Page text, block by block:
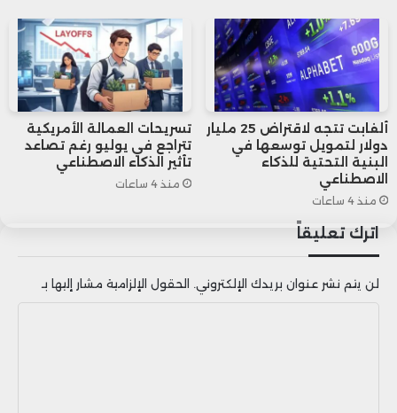
وفي سياق متصل، توقع محللو بنك
“جولدمان ساكس” في مذكرة حديثة أن تتمكن
أوروبا من زيادة مخزون الغاز الطبيعي المسال
إلى حوالي 80% بحلول نهاية الصيف، مؤكدين
قدرة القارةعلى جذب كميات كافية من الغاز
رغم التحديات.
ألفابت تتجه لاقتراض 25 مليار
دولار لتمويل توسعها في
البنية التحتية للذكاء
الاصطناعي
منذ 4 ساعات
تسريحات العمالة الأمريكية
تتراجع في يوليو رغم تصاعد
تأثير الذكاء الاصطناعي
منذ 4 ساعات
اترك تعليقاً
لن يتم نشر عنوان بريدك الإلكتروني. الحقول الإلزامية مشار إليها بـ